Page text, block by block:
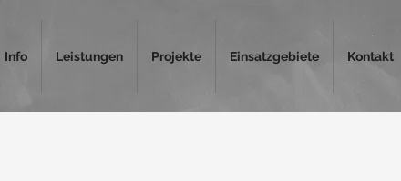
Info Leistungen Projekte Einsatzgebiete Kontakt